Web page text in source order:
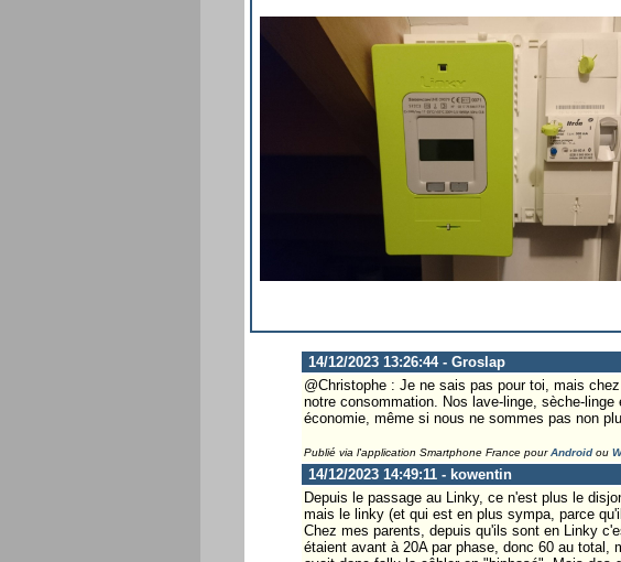
14/12/2023 13:26:44 - Groslap
@Christophe : Je ne sais pas pour toi, mais
notre consommation. Nos lave-linge, sèche-
économie, même si nous ne sommes pas non
Publié via l'application Smartphone France pourAndroidou
14/12/2023 14:49:11 - kowentin
Depuis le passage au Linky, ce n'est plus le
mais le linky (et qui est en plus sympa, parce
Chez mes parents, depuis qu'ils sont en Linky
étaient avant à 20A par phase, donc 60 au total,